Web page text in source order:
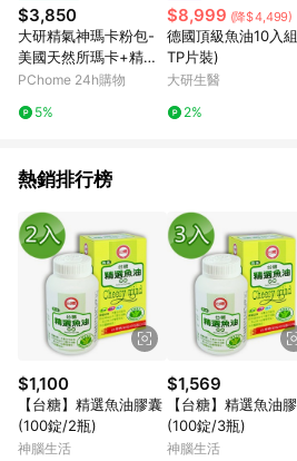
$3,850
大研精氣神瑪卡粉包-
美國天然所瑪卡+精胺
酸5000ml(7.4gx22包)
PChome 24h購物
5%
$8,999 (降$4,499)
德國頂級魚油10入
TP片裝)
大研生醫
2%
熱銷排行榜
$1,100
【台糖】精選魚油膠囊
(100錠/2瓶)
神腦生活
$1,569
【台糖】精選魚油
(100錠/3瓶)
神腦生活